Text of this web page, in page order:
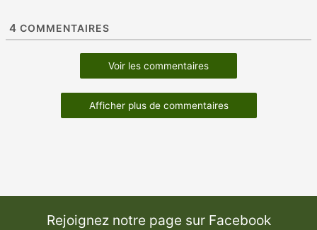
4 COMMENTAIRES
Voir les commentaires
Afficher plus de commentaires
Rejoignez notre page sur Facebook